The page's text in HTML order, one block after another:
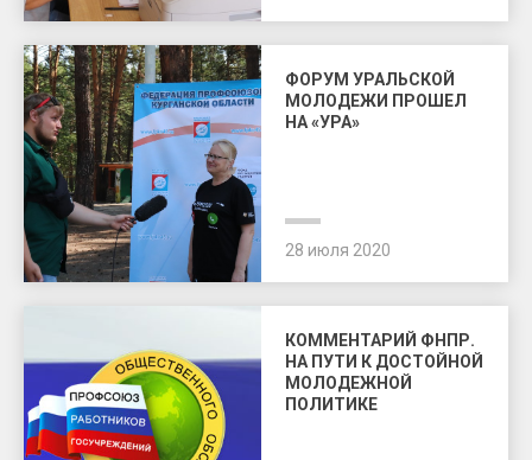
ФОРУМ УРАЛЬСКОЙ
МОЛОДЕЖИ ПРОШЕЛ
НА «УРА»
28 июля 2020
КОММЕНТАРИЙ ФНПР.
НА ПУТИ К ДОСТОЙНОЙ
МОЛОДЕЖНОЙ
ПОЛИТИКЕ